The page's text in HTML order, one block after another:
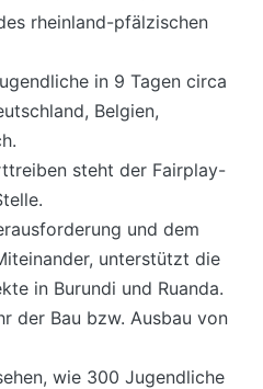
rheinland-pfälzischen
in 9 Tagen circa
Belgien,
steht der Fairplay-
und dem
unterstützt die
in Burundi und Ruanda.
der Bau bzw. Ausbau von
wie 300 Jugendliche